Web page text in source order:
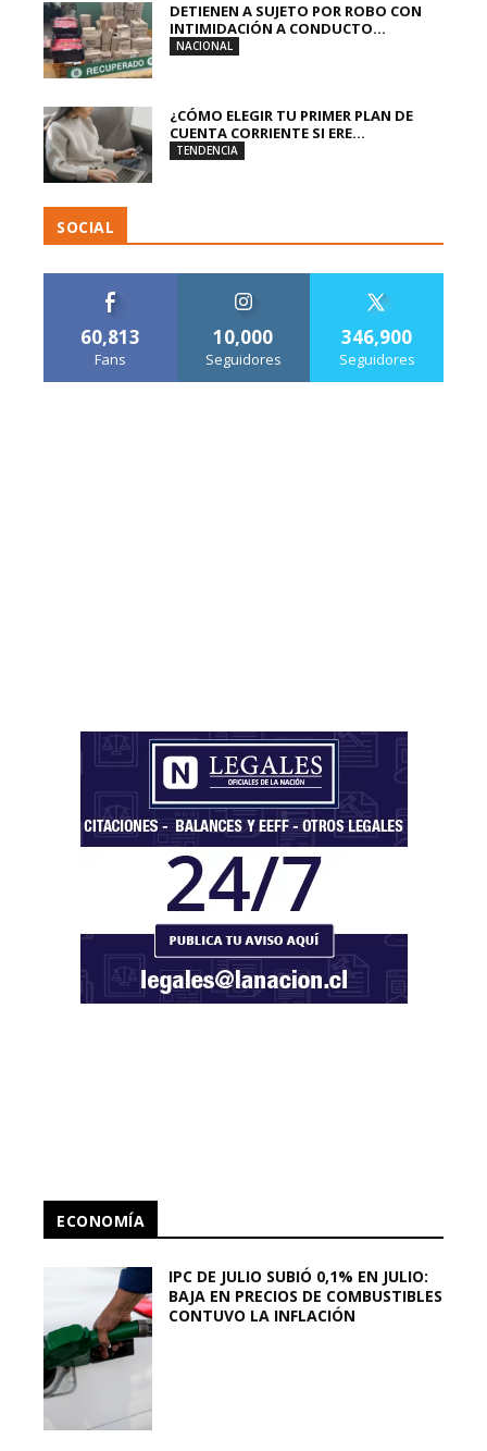
DETIENEN A SUJETO POR ROBO CON
INTIMIDACIÓN A CONDUCTO...
NACIONAL
¿CÓMO ELEGIR TU PRIMER PLAN DE
CUENTA CORRIENTE SI ERE...
TENDENCIA
SOCIAL
60,813
Fans
10,000
Seguidores
346,900
Seguidores
ECONOMÍA
IPC DE JULIO SUBIÓ 0,1% EN JULIO:
BAJA EN PRECIOS DE COMBUSTIBLES
CONTUVO LA INFLACIÓN